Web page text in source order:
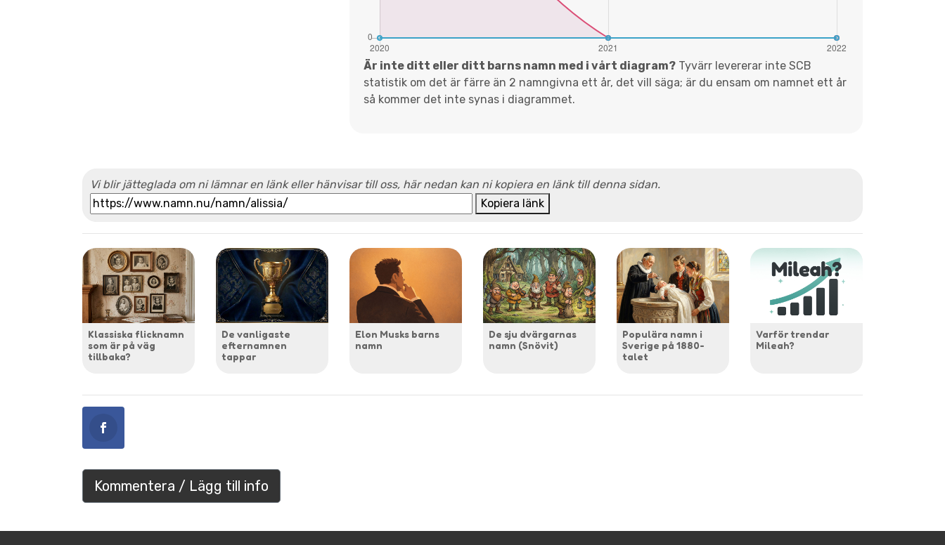
Är inte ditt eller ditt barns namn med i vårt diagram?Tyvärr levererar inte SCB
statistik om det är färre än 2 namngivna ett år, det vill säga; är du ensam om namnet ett år
så kommer det inte synas i diagrammet.
Vi blir jätteglada om ni lämnar en länk eller hänvisar till oss, här nedan kan ni kopiera en länk till denna sidan.
Kopiera länk
Klassiska flicknamn
som är på väg
tillbaka?
De vanligaste
efternamnen
tappar
Elon Musks barns
namn
De sju dvärgarnas
namn (Snövit)
Populära namn i
Sverige på 1880-
talet
Varför trendar
Mileah?
Kommentera / Lägg till info